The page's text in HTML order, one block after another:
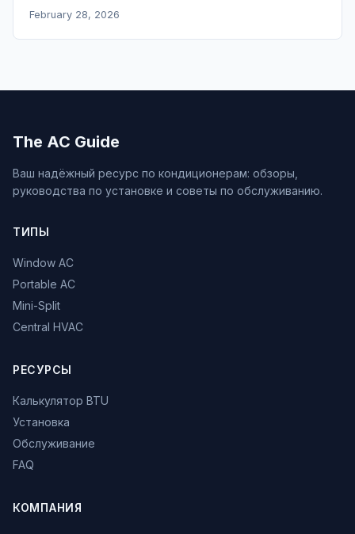
February 28, 2026
The AC Guide
Ваш надёжный ресурс по кондиционерам: обзоры,
руководства по установке и советы по обслуживанию.
ТИПЫ
Window AC
Portable AC
Mini-Split
Central HVAC
РЕСУРСЫ
Калькулятор BTU
Установка
Обслуживание
FAQ
КОМПАНИЯ